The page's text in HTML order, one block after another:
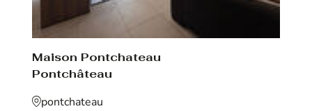
Maison Pontchateau
Pontchâteau
pontchateau